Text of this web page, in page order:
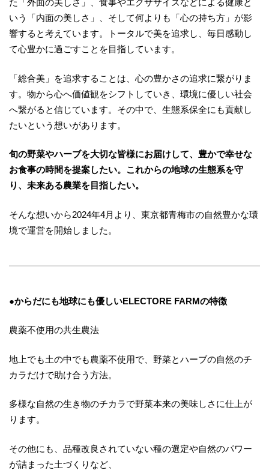
た「外面の美しさ」、食事やエクササイズなどによる健康と
いう「内面の美しさ」、そして何よりも「心の持ち方」が影
響すると考えています。トータルで美を追求し、毎日感動し
て心豊かに過ごすことを目指しています。
「総合美」を追求することは、心の豊かさの追求に繋がりま
す。物から心へ価値観をシフトしていき、環境に優しい社会
へ繋がると信じています。その中で、生態系保全にも貢献し
たいという想いがあります。
旬の野菜やハーブを大切な皆様にお届けして、豊かで幸せな
お食事の時間を提案したい。これからの地球の生態系を守
り、未来ある農業を目指したい。
そんな想いから2024年4月より、東京都青梅市の自然豊かな環
境で運営を開始しました。
●からだにも地球にも優しいELECTORE FARMの特徴
農薬不使用の共生農法
地上でも土の中でも農薬不使用で、野菜とハーブの自然のチ
カラだけで助け合う方法。
多様な自然の生き物のチカラで野菜本来の美味しさに仕上が
ります。
その他にも、品種改良されていない種の選定や自然のパワー
が詰まった土づくりなど、